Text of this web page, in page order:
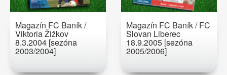
Magazín FC Baník /
Viktoria Žižkov
8.3.2004 [sezóna
2003/2004]
Magazín FC Baník / FC
Slovan Liberec
18.9.2005 [sezóna
2005/2006]